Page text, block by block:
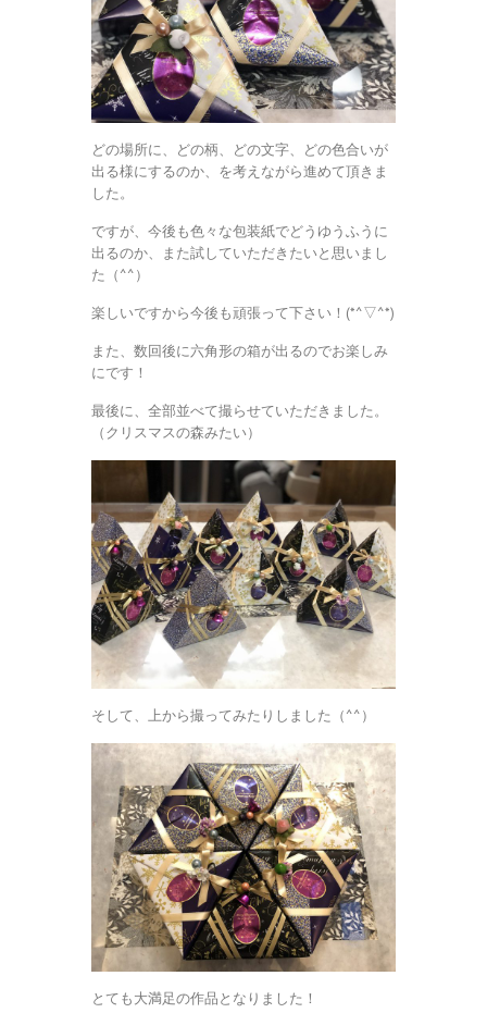
どの場所に、どの柄、どの文字、どの色合いが
出る様にするのか、を考えながら進めて頂きま
した。
ですが、今後も色々な包装紙でどうゆうふうに
出るのか、また試していただきたいと思いまし
た（^^）
楽しいですから今後も頑張って下さい！(*^▽^*)
また、数回後に六角形の箱が出るのでお楽しみ
にです！
最後に、全部並べて撮らせていただきました。
（クリスマスの森みたい）
そして、上から撮ってみたりしました（^^）
とても大満足の作品となりました！